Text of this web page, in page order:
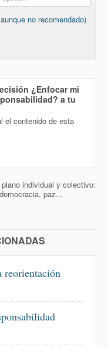
no recomendado)
¿Enfocar mi
a tu
el contenido de esta
individual y colectivo:
paz...
reorientación